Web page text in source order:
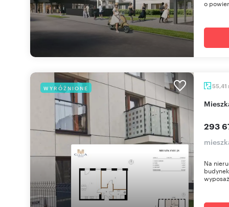
o
WYRÓŻNIONE 55,41
293
Na